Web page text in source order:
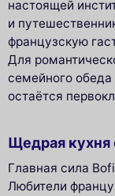
настоящей
и
французскую
Для
семейного обеда
остаётся
Щедрая кухня
Главная сила
Любители